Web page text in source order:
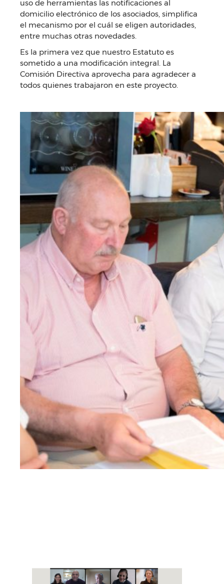
uso de herramientas las notificaciones al
domicilio electrónico de los asociados, simplifica
el mecanismo por el cuál se eligen autoridades,
entre muchas otras novedades.
Es la primera vez que nuestro Estatuto es
sometido a una modificación integral. La
Comisión Directiva aprovecha para agradecer a
todos quienes trabajaron en este proyecto.